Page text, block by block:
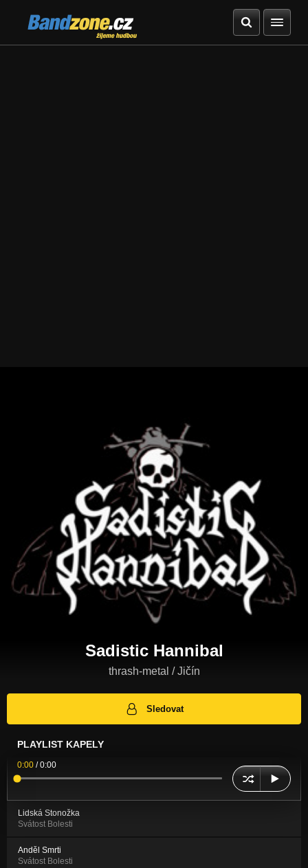
Bandzone.cz
žijeme hudbou
Sadistic Hannibal
thrash-metal / Jičín
Sledovat
PLAYLIST KAPELY
0:00 /0:00
Lidská Stonožka
Svátost Bolesti
Anděl Smrti
Svátost Bolesti